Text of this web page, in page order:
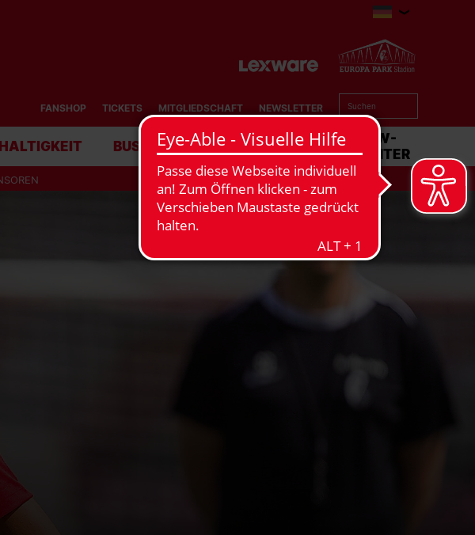
FANSHOP TICKETS MITGLIEDSCHAFT NEWSLETTER
BUSINESS STADION MATCHCENTER